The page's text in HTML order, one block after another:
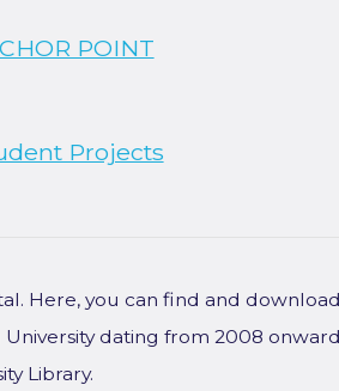
POINT
Projects
Here, you can find and
dating from 2008
Library.